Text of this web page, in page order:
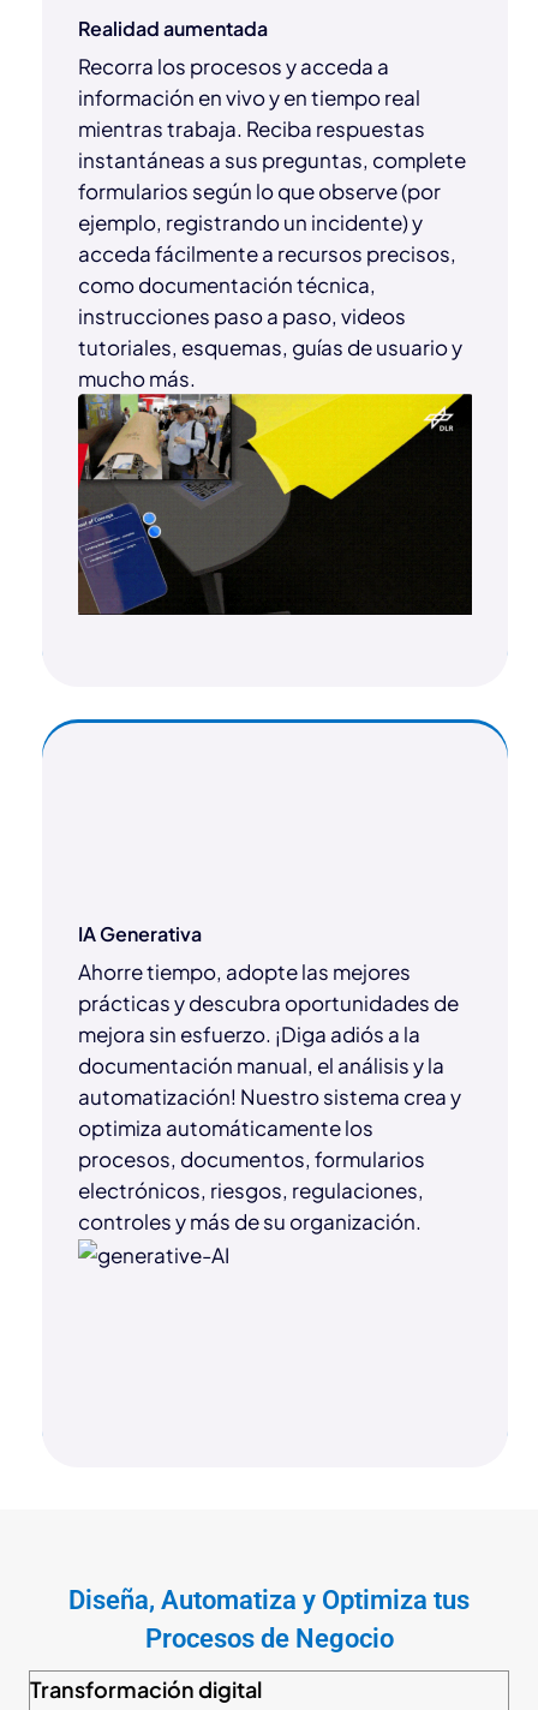
Realidad aumentada
Recorra los procesos y acceda a
información en vivo y en tiempo real
mientras trabaja. Reciba respuestas
instantáneas a sus preguntas, complete
formularios según lo que observe (por
ejemplo, registrando un incidente) y
acceda fácilmente a recursos precisos,
como documentación técnica,
instrucciones paso a paso, videos
tutoriales, esquemas, guías de usuario y
mucho más.
IA Generativa
Ahorre tiempo, adopte las mejores
prácticas y descubra oportunidades de
mejora sin esfuerzo. ¡Diga adiós a la
documentación manual, el análisis y la
automatización! Nuestro sistema crea y
optimiza automáticamente los
procesos, documentos, formularios
electrónicos, riesgos, regulaciones,
controles y más de su organización.
Diseña, Automatiza y Optimiza tus
Procesos de Negocio
Transformación digital